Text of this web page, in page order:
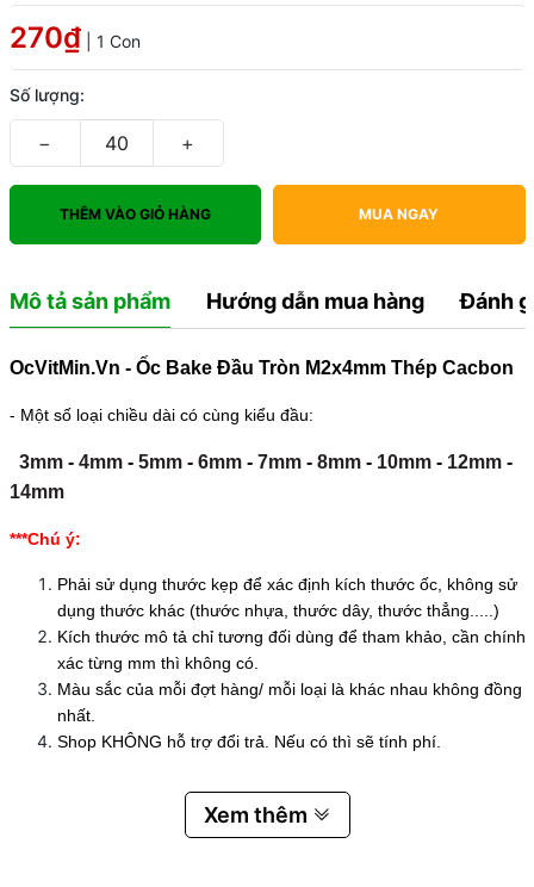
270₫ | 1 Con
Số lượng:
− +
THÊM VÀO GIỎ HÀNG MUA NGAY
Mô tả sản phẩm Hướng dẫn mua hàng Đánh
OcVitMin.Vn - Ốc Bake Đầu Tròn M2x4mm Thép Cacbon
- Một số loại chiều dài có cùng kiểu đầu:
3mm- 4mm- 5mm- 6mm- 7mm- 8mm- 10mm- 12mm-
14mm
***Chú ý:
Phải sử dụng thước kẹp để xác định kích thước ốc, không sử
dụng thước khác (thước nhựa, thước dây, thước thẳng.....)
Kích thước mô tả chỉ tương đối dùng để tham khảo, cần chính
xác từng mm thì không có.
Màu sắc của mỗi đợt hàng/ mỗi loại là khác nhau không đồng
nhất.
Shop KHÔNG hỗ trợ đổi trả. Nếu có thì sẽ tính phí.
Xem thêm